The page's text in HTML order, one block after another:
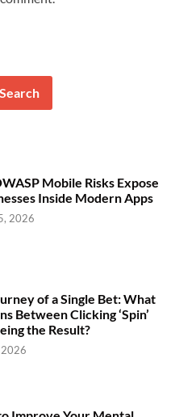
Search
Mobile Risks Expose
Inside Modern Apps
2026
of a Single Bet: What
Between Clicking ‘Spin’
the Result?
2026